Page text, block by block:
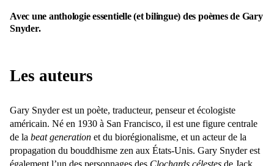
Avec une anthologie essentielle (et bilingue) des poèmes de Gary
Snyder.
Les auteurs
Gary Snyder est un poète, traducteur, penseur et écologiste
américain. Né en 1930 à San Francisco, il est une figure centrale
de la beat generation et du biorégionalisme, et un acteur de la
propagation du bouddhisme zen aux États-Unis. Gary Snyder est
également l’un des personnages des Clochards célestes de Jack